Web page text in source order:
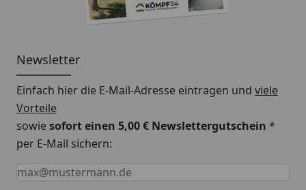
Newsletter
Einfach hier die E-Mail-Adresse eintragen und viele
Vorteile
sowiesofort einen 5,00 € Newslettergutschein *
per E-Mail sichern:
Keine Eingabe erforderlich
Eingabe erforderlich
E-Mail *